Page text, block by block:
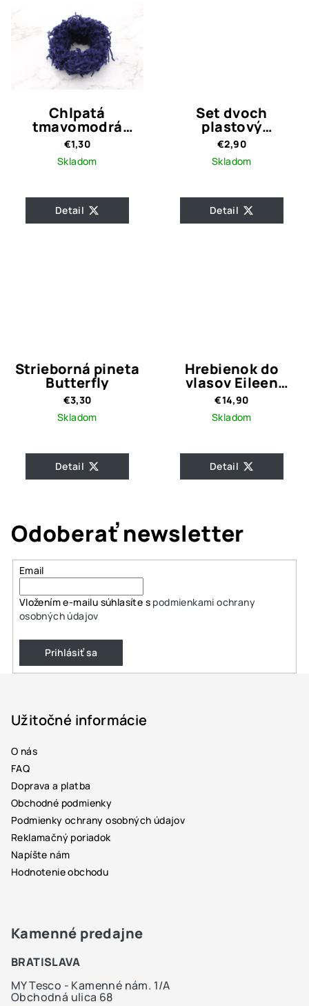
Chlpatá
tmavomodrá
gumička
€1,30
Skladom
Detail
Set dvoch
plastový
hrebienok s
perlami
€2,90
Skladom
Detail
Strieborná pineta
Butterfly
€3,30
Skladom
Detail
Hrebienok do
vlasov Eileen
Silver
€14,90
Skladom
Detail
Odoberať newsletter
Email
Vložením e-mailu súhlasíte s podmienkami ochrany
osobných údajov
Prihlásiť sa
Užitočné informácie
O nás
FAQ
Doprava a platba
Obchodné podmienky
Podmienky ochrany osobných údajov
Reklamačný poriadok
Napíšte nám
Hodnotenie obchodu
Kamenné predajne
BRATISLAVA
MY Tesco - Kamenné nám. 1/A
Obchodná ulica 68